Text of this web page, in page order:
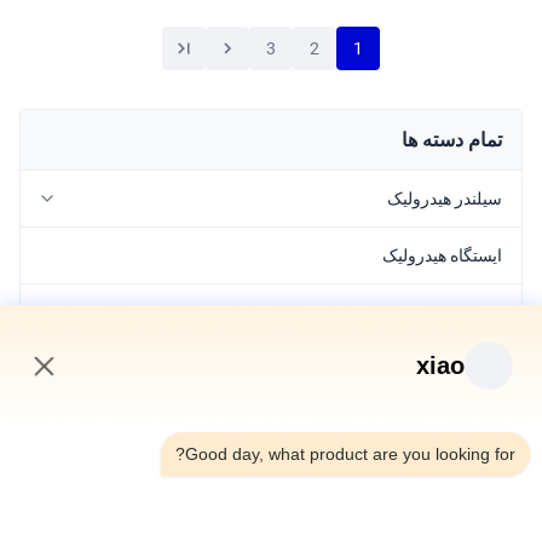
1
2
3
تمام دسته ها
سیلندر هیدرولیک
ایستگاه هیدرولیک
عنصر آب بندی
xiao
Good day, what product are you looking for?